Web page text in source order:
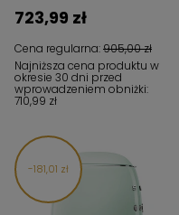
Cena regularna:905,00 zł
723,99 zł
Najniższa cena produktu w
okresie 30 dni przed
wprowadzeniem obniżki:
710,99 zł
181,01 zł